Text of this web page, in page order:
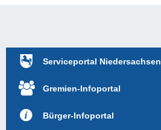
Serviceportal Niedersachsen
Gremien-Infoportal
Bürger-Infoportal